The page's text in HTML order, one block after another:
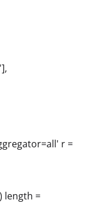
r =
length =